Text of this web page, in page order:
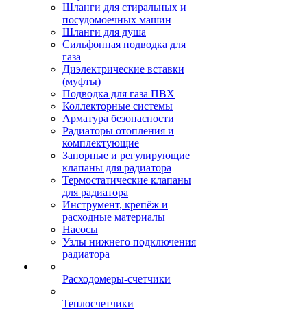
Шланги для стиральных и
посудомоечных машин
Шланги для душа
Сильфонная подводка для
газа
Диэлектрические вставки
(муфты)
Подводка для газа ПВХ
Коллекторные системы
Арматура безопасности
Радиаторы отопления и
комплектующие
Запорные и регулирующие
клапаны для радиатора
Термостатические клапаны
для радиатора
Инструмент, крепёж и
расходные материалы
Насосы
Узлы нижнего подключения
радиатора
Расходомеры-счетчики
Теплосчетчики